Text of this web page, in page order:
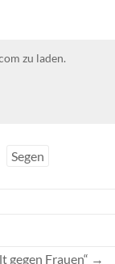
zu laden.
Segen
gegen Frauen“ →